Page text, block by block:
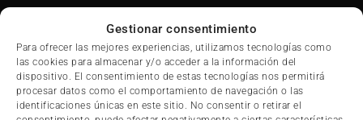
Gestionar consentimiento
Para ofrecer las mejores experiencias, utilizamos tecnologías como
las cookies para almacenar y/o acceder a la información del
dispositivo. El consentimiento de estas tecnologías nos permitirá
procesar datos como el comportamiento de navegación o las
identificaciones únicas en este sitio. No consentir o retirar el
(+34) 925 280 111
(+34) 925 280 004
camaratoledo@camaratoledo.com